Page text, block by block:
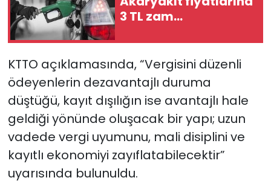
3 TL zam…
KTTO açıklamasında, “Vergisini düzenli
ödeyenlerin dezavantajlı duruma
düştüğü, kayıt dışılığın ise avantajlı hale
geldiği yönünde oluşacak bir yapı; uzun
vadede vergi uyumunu, mali disiplini ve
kayıtlı ekonomiyi zayıflatabilecektir”
uyarısında bulunuldu.